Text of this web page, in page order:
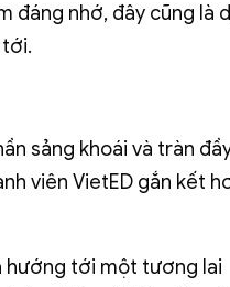
đáng nhớ, đây cũng là
sảng khoái và tràn
viên VietED gắn kết
hướng tới một tương lai